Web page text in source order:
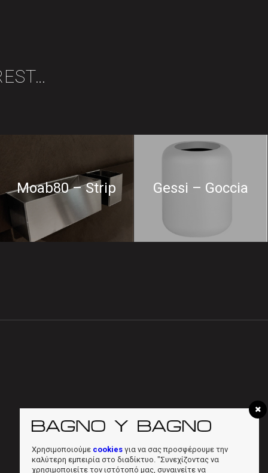
Moab80 – Strip Gessi – Goccia
Χρησιμοποιούμε cookies για να σας προσφέρουμε την
καλύτερη εμπειρία στο διαδίκτυο. "Συνεχίζοντας να
χρησιμοποιείτε τον ιστότοπό μας, συναινείτε να